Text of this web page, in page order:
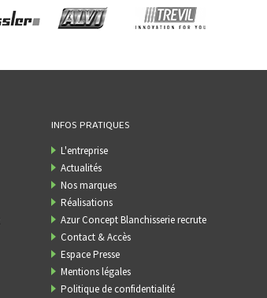
INFOS PRATIQUES
L'entreprise
Actualités
Nos marques
Réalisations
Azur Concept Blanchisserie recrute
Contact & Accès
Espace Presse
Mentions légales
Politique de confidentialité